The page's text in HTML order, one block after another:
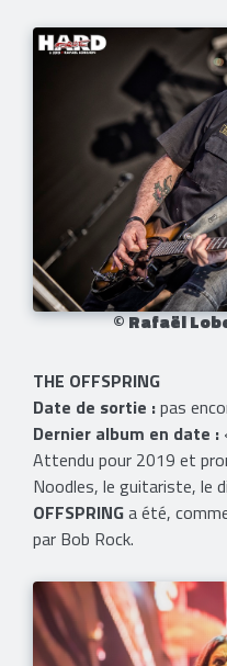
© Rafaël
THE OFFSPRING
Date de sortie :pas
Dernier album en date :
Attendu pour 2019 et
Noodles, le guitariste, le
OFFSPRINGa été,
par Bob Rock.